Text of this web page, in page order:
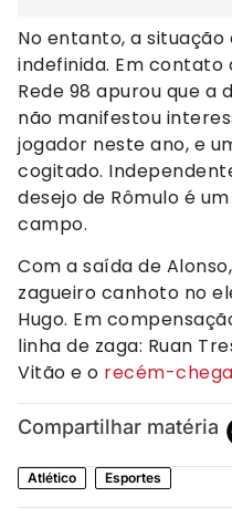
No entanto, a situação
indefinida. Em
Rede 98 apurou que
não manifestou
jogador neste ano, e
cogitado.
desejo de Rômulo é
campo.
Com a saída de
zagueiro canhoto no
Hugo. Em
linha de zaga: Ruan
Vitão e o recém-
Compartilhar matéria
Atlético Esportes